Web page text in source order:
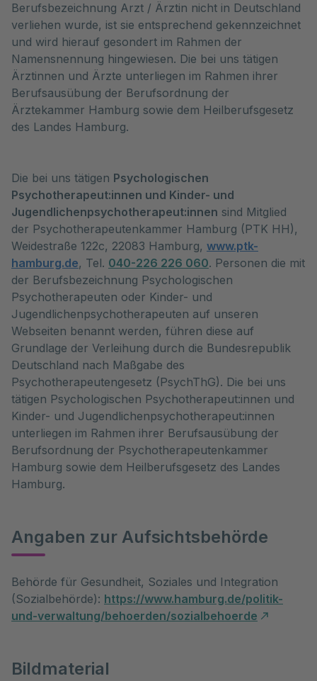
Berufsbezeichnung Arzt / Ärztin nicht in Deutschland
verliehen wurde, ist sie entsprechend gekennzeichnet
und wird hierauf gesondert im Rahmen der
Namensnennung hingewiesen. Die bei uns tätigen
Ärztinnen und Ärzte unterliegen im Rahmen ihrer
Berufsausübung der Berufsordnung der
Ärztekammer Hamburg sowie dem Heilberufsgesetz
des Landes Hamburg.
Die bei uns tätigen Psychologischen
Psychotherapeut:innen und Kinder- und
Jugendlichenpsychotherapeut:innen sind Mitglied
der Psychotherapeutenkammer Hamburg (PTK HH),
Weidestraße 122c, 22083 Hamburg, www.ptk-
hamburg.de, Tel. 040-226 226 060. Personen die mit
der Berufsbezeichnung Psychologischen
Psychotherapeuten oder Kinder- und
Jugendlichenpsychotherapeuten auf unseren
Webseiten benannt werden, führen diese auf
Grundlage der Verleihung durch die Bundesrepublik
Deutschland nach Maßgabe des
Psychotherapeutengesetz (PsychThG). Die bei uns
tätigen Psychologischen Psychotherapeut:innen und
Kinder- und Jugendlichenpsychotherapeut:innen
unterliegen im Rahmen ihrer Berufsausübung der
Berufsordnung der Psychotherapeutenkammer
Hamburg sowie dem Heilberufsgesetz des Landes
Hamburg.
Angaben zur Aufsichtsbehörde
Behörde für Gesundheit, Soziales und Integration
(Sozialbehörde): https://www.hamburg.de/politik-
und-verwaltung/behoerden/sozialbehoerde
Bildmaterial